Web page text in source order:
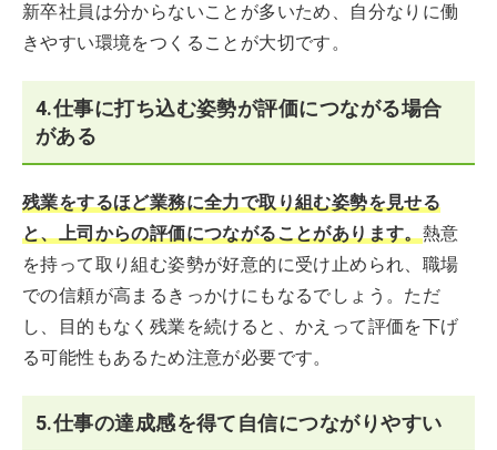
新卒社員は分からないことが多いため、自分なりに働
きやすい環境をつくることが大切です。
4.仕事に打ち込む姿勢が評価につながる場合
がある
残業をするほど業務に全力で取り組む姿勢を見せる
と、上司からの評価につながることがあります。熱意
を持って取り組む姿勢が好意的に受け止められ、職場
での信頼が高まるきっかけにもなるでしょう。ただ
し、目的もなく残業を続けると、かえって評価を下げ
る可能性もあるため注意が必要です。
5.仕事の達成感を得て自信につながりやすい